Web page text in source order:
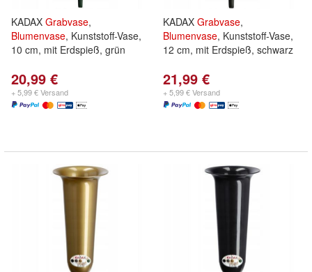
KADAX Grabvase,
Blumenvase, Kunststoff-Vase,
10 cm, mit Erdspieß, grün
20,99 €
+ 5,99 € Versand
KADAX Grabvase,
Blumenvase, Kunststoff-Vase,
12 cm, mit Erdspieß, schwarz
21,99 €
+ 5,99 € Versand